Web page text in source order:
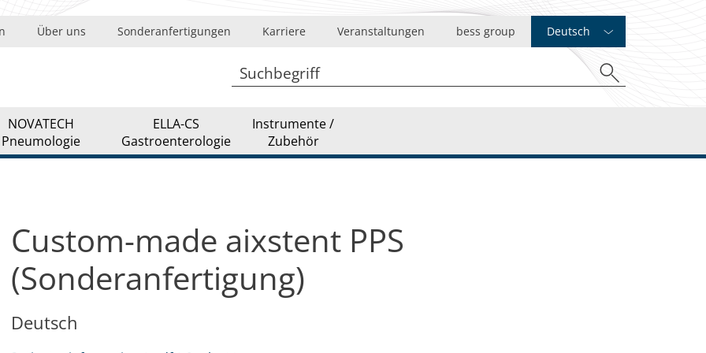
NOVATECH
Pneumologie
ELLA-CS
Gastroenterologie
Instrumente /
Zubehör
Über uns Sonderanfertigungen Karriere Veranstaltungen bess group Deutsch
Custom-made aixstent PPS
(Sonderanfertigung)
Deutsch